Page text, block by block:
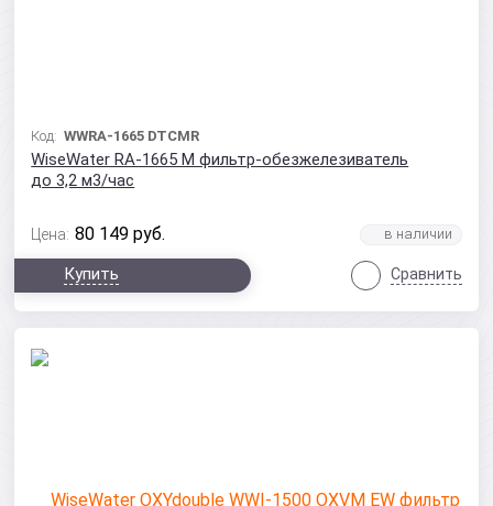
Код:WWRA-1665 DTCMR
WiseWater RA-1665 М фильтр-обезжелезиватель
до 3,2 м3/час
Цена: 80 149 руб.
Купить Сравнить